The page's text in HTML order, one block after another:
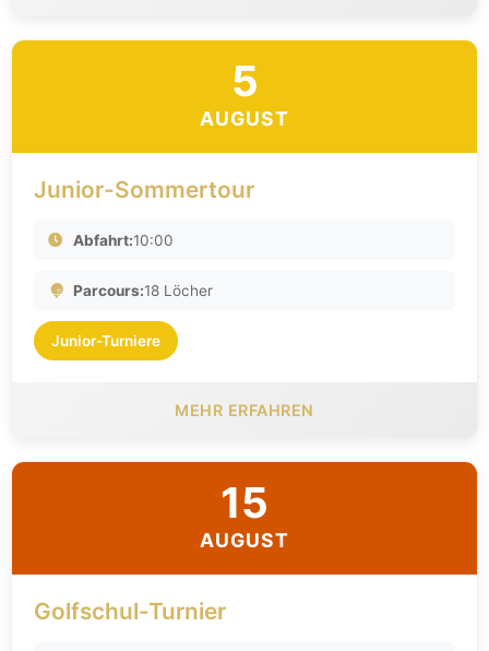
5
AUGUST
Junior-Sommertour
Abfahrt:10:00
Parcours:18 Löcher
Junior-Turniere
MEHR ERFAHREN
15
AUGUST
Golfschul-Turnier